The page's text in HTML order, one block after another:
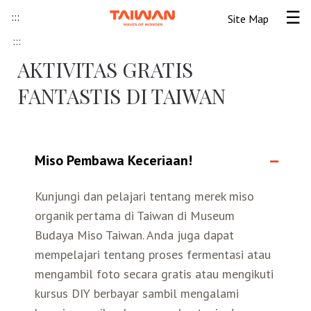
::: Site Map
Informasi Umum
Berita & Peristiwa
Peta Panduan
FAQ
Ide Liburan
Asosiasi Pariwisata
Wisata Pegunungan
Kunjungan
Wisata Bermalam
Festival
Seni Budaya
Kerajinan Tangan
Destinasi Pilihan
Transportasi
Kereta Api
Atraksi Taiwan Bagian Utara
Taiwan Ramah Muslim
Hidangan Gourmet
:::
AKTIVITAS GRATIS
FANTASTIS DI TAIWAN
Miso Pembawa Keceriaan!
Kunjungi dan pelajari tentang merek miso
organik pertama di Taiwan di Museum
Budaya Miso Taiwan. Anda juga dapat
mempelajari tentang proses fermentasi atau
mengambil foto secara gratis atau mengikuti
kursus DIY berbayar sambil mengalami